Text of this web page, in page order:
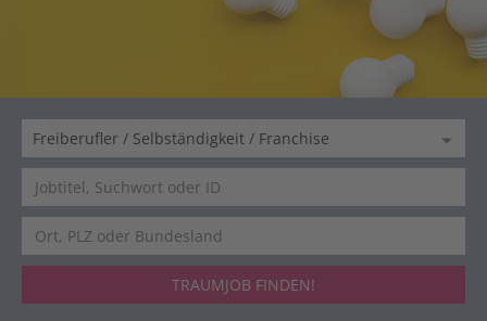
TRAUMJOB FINDEN!